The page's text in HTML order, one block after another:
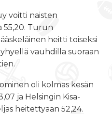
voitti naisten
55,20. Turun
heitti toiseksi
vauhdilla suoraan
oli kolmas kesän
ja Helsingin Kisa-
heitettyään 52,24.